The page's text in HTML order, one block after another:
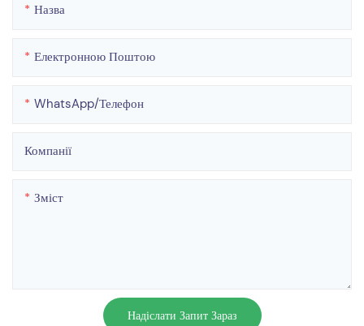
Назва
Електронною Поштою
WhatsApp/телефон
Компанії
Зміст
Надіслати Запит Зараз